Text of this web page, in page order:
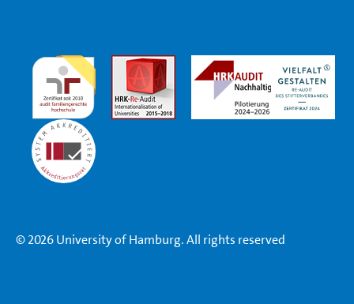
© 2026 University of Hamburg. All rights reserved